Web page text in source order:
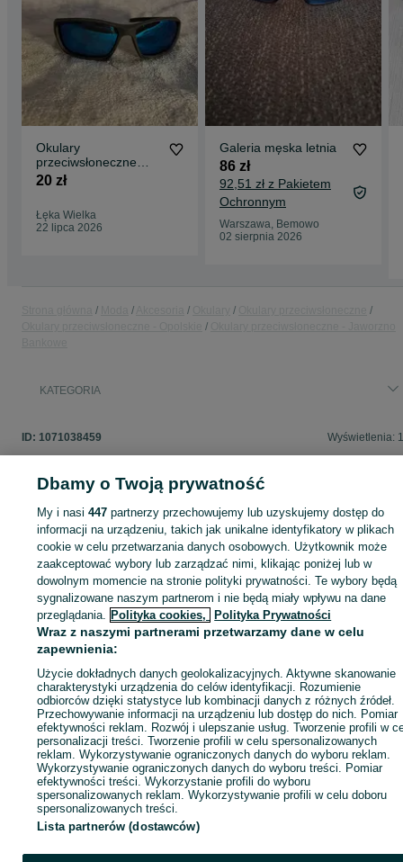
Okulary
przeciwsłoneczne
unisex
20 zł
Łęka Wielka
22 lipca 2026
Galeria męska letnia
86 zł
92,51 zł z Pakietem
Ochronnym
Warszawa, Bemowo
02 sierpnia 2026
KATEGORIA
ID: 1071038459 Wyświetlenia:
Zaloguj się lub załóż konto na OLX, aby skontaktować się z
sprzedającym
Zaloguj się / Załóż konto
Kup
Dbamy o Twoją prywatność
My i nasi447 partnerzy przechowujemy lub uzyskujemy dostęp do
informacji na urządzeniu, takich jak unikalne identyfikatory w plikach
cookie w celu przetwarzania danych osobowych. Użytkownik może
zaakceptować wybory lub zarządzać nimi, klikając poniżej lub w
dowolnym momencie na stronie polityki prywatności. Te wybory będą
sygnalizowane naszym partnerom i nie będą miały wpływu na dane
przeglądania. Polityka cookies, Polityka Prywatności
Wraz z naszymi partnerami przetwarzamy dane w celu
zapewnienia:
Użycie dokładnych danych geolokalizacyjnych. Aktywne skanowanie
charakterystyki urządzenia do celów identyfikacji. Rozumienie
odbiorców dzięki statystyce lub kombinacji danych z różnych źródeł.
Przechowywanie informacji na urządzeniu lub dostęp do nich. Pomiar
efektywności reklam. Rozwój i ulepszanie usług. Tworzenie profili w
personalizacji treści. Tworzenie profili w celu spersonalizowanych
reklam. Wykorzystywanie ograniczonych danych do wyboru reklam.
Wykorzystywanie ograniczonych danych do wyboru treści. Pomiar
efektywności treści. Wykorzystanie profili do wyboru
spersonalizowanych reklam. Wykorzystywanie profili w celu doboru
spersonalizowanych treści.
Lista partnerów (dostawców)